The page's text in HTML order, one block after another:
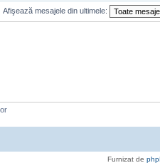
Afişează mesajele din ultimele:
Furnizat de